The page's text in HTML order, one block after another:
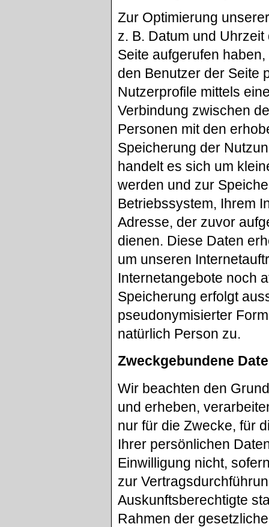
Zur Optimierung
z. B. Datum und
Seite aufgerufen
den Benutzer der Seite
Nutzerprofile mittels
Verbindung zwischen
Personen mit den
Speicherung der
handelt es sich um
werden und zur
Betriebssystem, Ihrem
Adresse, der zuvor
dienen. Diese Daten
um unseren
Internetangebote noch
Speicherung erfolgt
pseudonymisierter
natürlich Person zu.
Zweckgebundene
Wir beachten den
und erheben,
nur für die Zwecke, für
Ihrer persönlichen
Einwilligung nicht,
zur
Auskunftsberechtigte
Rahmen der